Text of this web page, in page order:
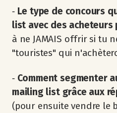
‐ Le type de concours
list avec des
à ne JAMAIS offrir si tu
"touristes" qui
‐ Comment segmenter
mailing list grâce aux
(pour ensuite vendre le